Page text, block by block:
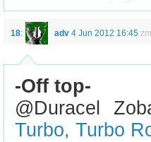
18: adv 4 Jun 2012 16:45
-Off top-
@Duracel
Turbo, Turbo